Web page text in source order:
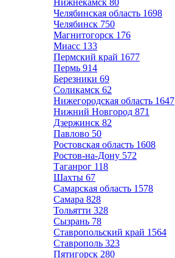
Нижнекамск 80
Челябинская область 1698
Челябинск 750
Магнитогорск 176
Миасс 133
Пермский край 1677
Пермь 914
Березники 69
Соликамск 62
Нижегородская область 1647
Нижний Новгород 871
Дзержинск 82
Павлово 50
Ростовская область 1608
Ростов-на-Дону 572
Таганрог 118
Шахты 67
Самарская область 1578
Самара 828
Тольятти 328
Сызрань 78
Ставропольский край 1564
Ставрополь 323
Пятигорск 280